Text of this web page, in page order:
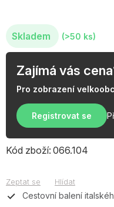
Cestovní balení
Skladem (>50 ks)
Zajímá vás
Pro zobrazení
Registrovat se
Kód zboží: 066.104
Zeptat se Hlídat